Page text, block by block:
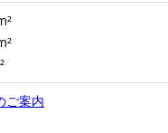
ご案内